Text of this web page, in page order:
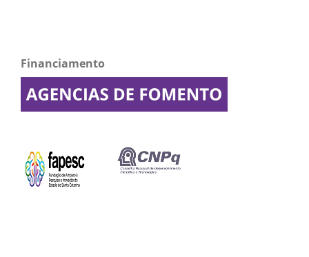
Financiamento